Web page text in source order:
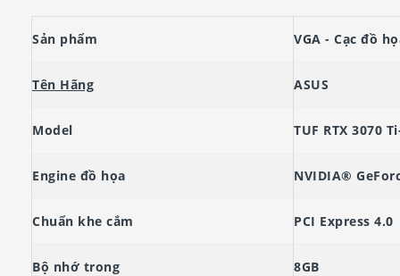
Sản phẩm VGA - Cạc đồ
Tên Hãng ASUS
Model TUF RTX 3070
Engine đồ họa NVIDIA®
Chuẩn khe cắm PCI Express 4.0
Bộ nhớ trong 8GB